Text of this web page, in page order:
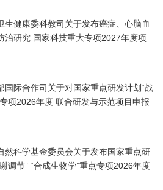
生健康委科教司关于发布癌症、心脑血
治研究 国家科技重大专项2027年度项
国际合作司关于对国家重点研发计划“战
项2026年度 联合研发与示范项目申报
然科学基金委员会关于发布国家重点研
调节” “合成生物学”重点专项2026年度